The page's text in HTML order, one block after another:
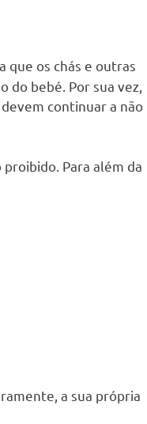
que os chás e outras
do bebé. Por sua vez,
continuar a não
Para além da
a sua própria